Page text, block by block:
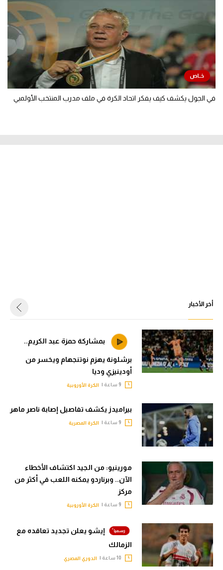
في الجول يكشف كيف يفكر اتحاد الكرة في ملف مدرب المنتخب الأولمبي
أخر الأخبار
بمشاركة حمزة عبد الكريم..
برشلونة يهزم نوتنجهام ويخسر من
أودينيزي وديا
الكرة الأوروبية
بيراميدز يكشف تفاصيل إصابة ناصر ماهر
الكرة المصرية
مورينيو: من الجيد اكتشاف الأخطاء
الآن.. وبرناردو يمكنه اللعب في أكثر من
مركز
الكرة الأوروبية
إيشو يعلن تجديد تعاقده مع
الزمالك
الدوري المصري